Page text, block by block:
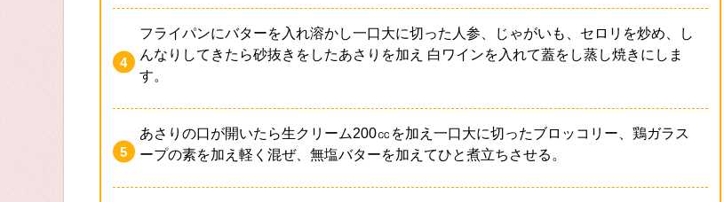
フライパンにバターを入れ溶かし一口大に切った人参、じゃがいも、セロリを炒め、し
んなりしてきたら砂抜きをしたあさりを加え 白ワインを入れて蓋をし蒸し焼きにしま
す。
あさりの口が開いたら生クリーム200㏄を加え一口大に切ったブロッコリー、鶏ガラス
ープの素を加え軽く混ぜ、無塩バターを加えてひと煮立ちさせる。